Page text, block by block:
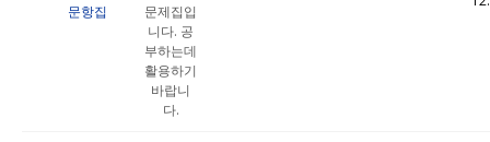
문항집
문제집입
니다. 공
부하는데
활용하기
바랍니
다.